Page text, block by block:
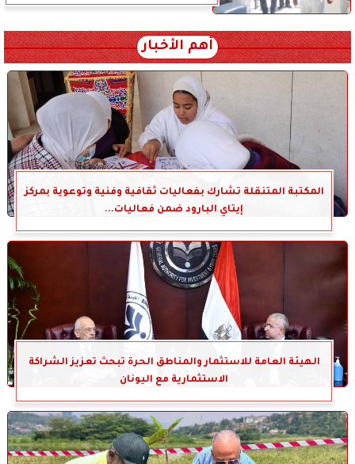
أهم الأخبار
المكتبة المتنقلة تشارك بفعاليات ثقافية وفنية وتوعوية بمركز
إيتاي البارود ضمن فعاليات...
الهيئة العامة للاستثمار والمناطق الحرة تبحث تعزيز الشراكة
الاستثمارية مع اليونان